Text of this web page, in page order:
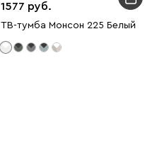
1577
ТВ-тумба Монсон 225 Белый